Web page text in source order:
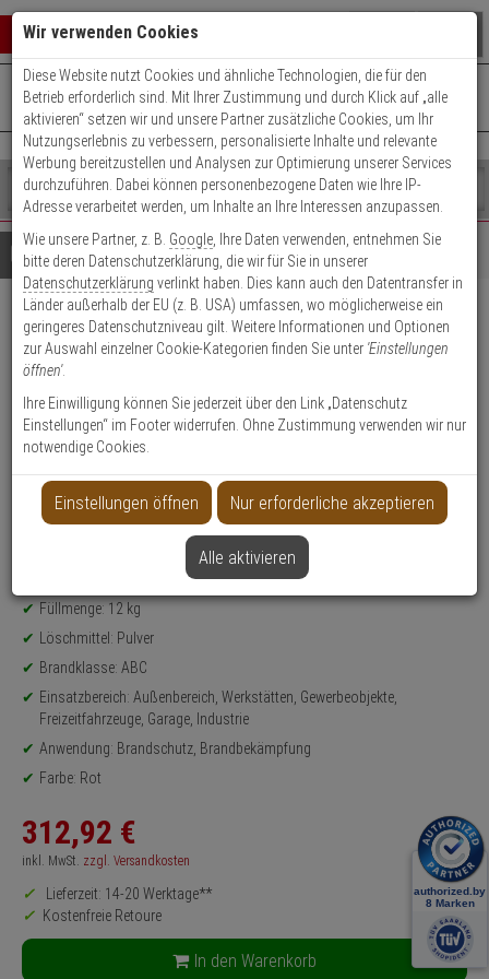
Warenkorb schließen
0 ARTIKEL IM WARENKORB
Ihr Warenkorb ist momentan leer.
Ergebnisse ()
Fertig
Shop
durchsuchen
Bitte
geben
Sie
mindestens
Zeichen
ein,
um
Suche
Es
wurde
noch
Kategorien
Suche
gestartet
+49 (0)821 899 493-0Mo. - Do.: 8:00 - 16:30 | Fr.: 8:00 - 14:00 Uhr
Kontaktservice nutzen
Details Beratung
GLORIA Löscher P12 PRO +
ES-FL-12 Kasten + Schild
Produktmerkmale
Datenblatt drucken
Produktinformationen
Set-Inhalt: Wandhalterung, Warnschild, Feuerlöscher, Schutzschrank für
FEUERLÖSCHER-SET - Modell: Pro-Line
Füllmenge: 12 kg
Löschmittel: Pulver
Brandklasse: ABC
Einsatzbereich: Außenbereich, Werkstätten, Gewerbeobjekte,
Freizeitfahrzeuge, Garage, Industrie
Anwendung: Brandschutz, Brandbekämpfung
Farbe: Rot
312,92 €
inkl. MwSt. zzgl. Versandkosten
Lieferzeit: 14-20 Werktage**
Kostenfreie Retoure
In den Warenkorb
Wir verwenden Cookies
Diese Website nutzt Cookies und ähnliche Technologien, die für den
Betrieb erforderlich sind. Mit Ihrer Zustimmung und durch Klick auf „alle
aktivieren“ setzen wir und unsere Partner zusätzliche Cookies, um Ihr
Nutzungserlebnis zu verbessern, personalisierte Inhalte und relevante
Werbung bereitzustellen und Analysen zur Optimierung unserer Services
durchzuführen. Dabei können personenbezogene Daten wie Ihre IP-
Adresse verarbeitet werden, um Inhalte an Ihre Interessen anzupassen.
Wie unsere Partner, z. B. Google , Ihre Daten verwenden, entnehmen Sie
bitte deren Datenschutzerklärung, die wir für Sie in unserer
Datenschutzerklärung verlinkt haben. Dies kann auch den Datentransfer in
Länder außerhalb der EU (z. B. USA) umfassen, wo möglicherweise ein
geringeres Datenschutzniveau gilt. Weitere Informationen und Optionen
zur Auswahl einzelner Cookie-Kategorien finden Sie unter 'Einstellungen
öffnen'.
Ihre Einwilligung können Sie jederzeit über den Link „Datenschutz
Einstellungen“ im Footer widerrufen. Ohne Zustimmung verwenden wir nur
notwendige Cookies.
Einstellungen öffnen Nur erforderliche akzeptieren
Alle aktivieren